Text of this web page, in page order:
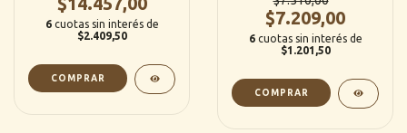
6 cuotas sin interés de
$2.409,50
$7.209,00
6 cuotas sin interés de
$1.201,50